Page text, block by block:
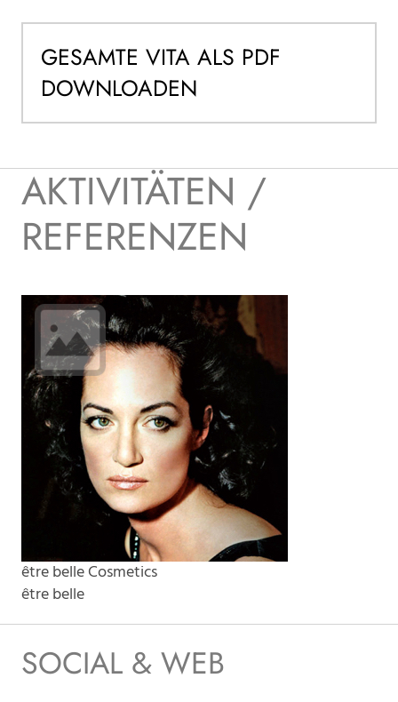
GESAMTE VITA ALS PDF
DOWNLOADEN
AKTIVITÄTEN /
REFERENZEN
être belle Cosmetics
être belle
SOCIAL & WEB